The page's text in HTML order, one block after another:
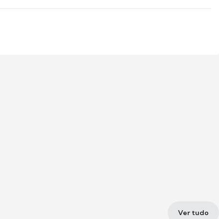
Ver tudo